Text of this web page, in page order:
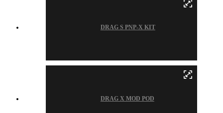
DRAG S PNP-X KIT
DRAG X MOD POD